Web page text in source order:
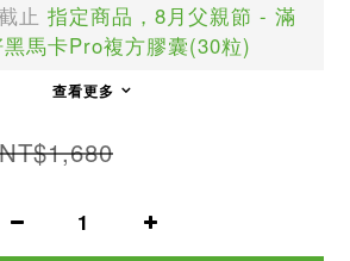
截止 指定商品，8月父親節 - 滿
馬卡Pro複方膠囊(30粒)
查看更多
NT$1,680